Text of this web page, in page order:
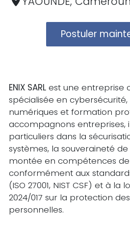
Postuler
ENIX SARL est une entreprise
spécialisée en
numériques et formation
accompagnons entreprises,
particuliers dans la
systèmes, la souveraineté
montée en compétences de
conformément aux
(ISO 27001, NIST CSF) et à la
2024/017 sur la protection
personnelles.